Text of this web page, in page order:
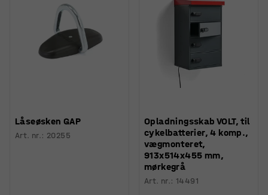
Låseøsken GAP
Art. nr.: 20255
Opladningsskab VOLT, til
cykelbatterier, 4 komp.,
vægmonteret,
913x514x455 mm,
mørkegrå
Art. nr.:14491